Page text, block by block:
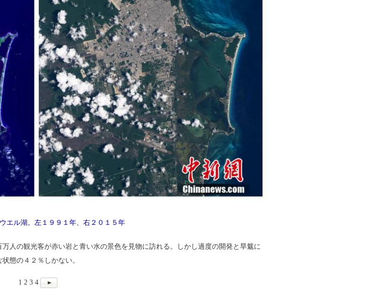
エル湖。左１９９１年、右２０１５年
人の観光客が赤い岩と青い水の景色を見物に訪れる。しかし過度の開発と旱魃に
態の４２％しかない。
1 2 3 4